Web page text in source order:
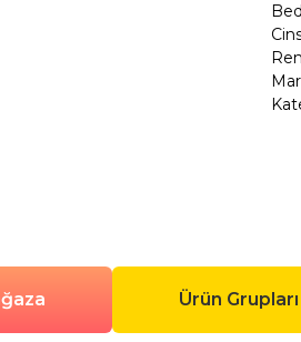
Ürün Grupları